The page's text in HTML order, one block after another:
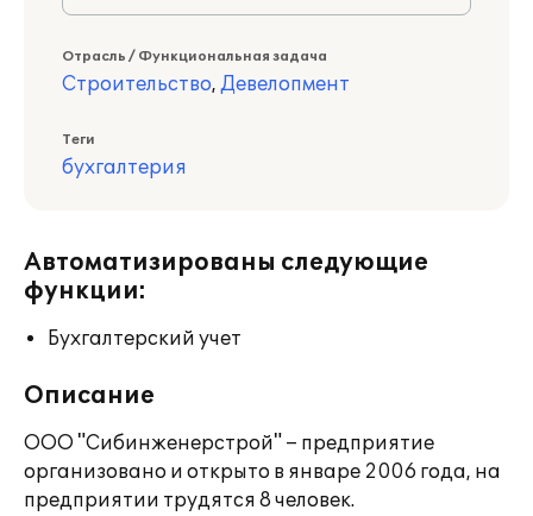
Отрасль / Функциональная задача
Строительство, Девелопмент
Теги
бухгалтерия
Автоматизированы следующие
функции:
Бухгалтерский учет
Описание
ООО "Сибинженерстрой" – предприятие
организовано и открыто в январе 2006 года, на
предприятии трудятся 8 человек.